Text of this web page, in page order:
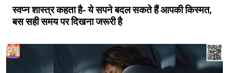
स्वप्न शास्त्र कहता है- ये सपने बदल सकते हैं आपकी किस्मत,
बस सही समय पर दिखना जरूरी है